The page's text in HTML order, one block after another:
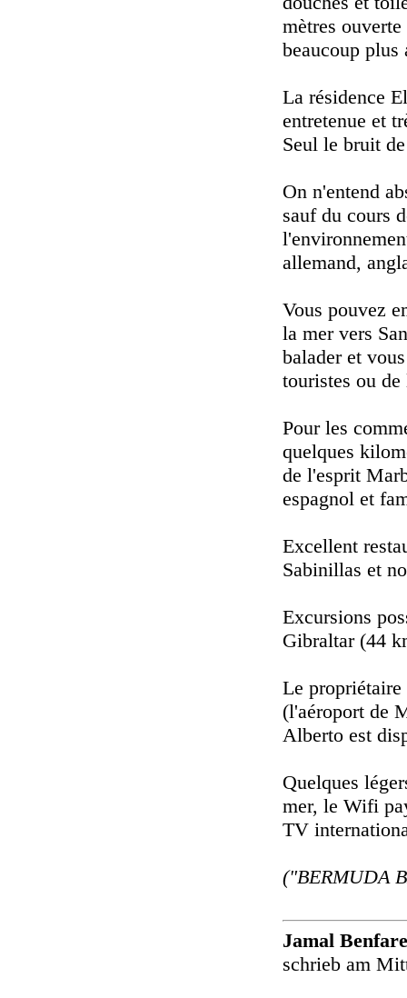
mètres
beaucoup
La résidence
entretenue et
Seul le bruit
On n'entend
sauf du cours
allemand,
Vous pouvez
la mer vers
balader et
touristes ou
Pour les
quelques
de l'esprit
espagnol et
Excellent
Sabinillas et
Excursions
Gibraltar (44
Le propriétaire
(l'aéroport de
Alberto est
Quelques
mer, le Wifi
TV
("BERMUDA
Jamal
schrieb am